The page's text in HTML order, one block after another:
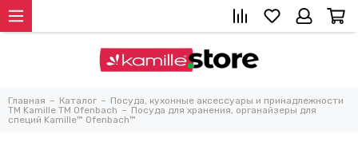
Главная Каталог
Посуда, кухонные аксессуары и принадлежности
TM Kamille TM Ofenbach
Посуда для хранения, органайзеры для
специй Kamille™ Ofenbach™